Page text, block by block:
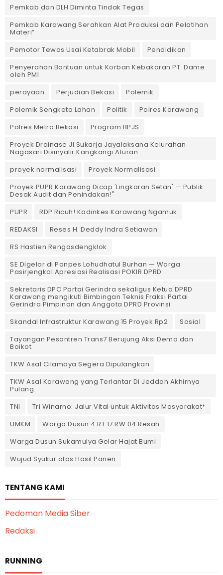
Pemkab dan DLH Diminta Tindak Tegas
Pemkab Karawang Serahkan Alat Produksi dan Pelatihan
Materi”
Pemotor Tewas Usai Ketabrak Mobil‎
Pendidikan
Penyerahan Bantuan untuk Korban Kebakaran PT. Dame
oleh PMI
perayaan
Perjudian Bekasi
Polemik
Polemik Sengketa Lahan
Politik
Polres Karawang
Polres Metro Bekasi
Program BPJS
Proyek Drainase Jl.Sukarja Jayalaksana Kelurahan
Nagasari Disinyalir Kangkangi Aturan
proyek normalisasi
Proyek Normalisasi
Proyek PUPR Karawang Dicap 'Lingkaran Setan' — Publik
Desak Audit dan Penindakan!"
PUPR
RDP Ricuh! Kadinkes Karawang Ngamuk
REDAKSI
Reses H. Deddy Indra Setiawan
RS Hastien Rengasdengklok
SE Digelar di Ponpes Lohudhatul Burhan — Warga
Pasirjengkol Apresiasi Realisasi POKIR DPRD
Sekretaris DPC Partai Gerindra sekaligus Ketua DPRD
Karawang mengikuti Bimbingan Teknis Fraksi Partai
Gerindra Pimpinan dan Anggota DPRD Provinsi
Skandal Infrastruktur Karawang 15 Proyek Rp2
Sosial
Tayangan Pesantren Trans7 Berujung Aksi Demo dan
Boikot
TKW Asal Cilamaya Segera Dipulangkan
TKW Asal Karawang yang Terlantar Di Jeddah Akhirnya
Pulang.
TNI
Tri Winarno: Jalur Vital untuk Aktivitas Masyarakat*
UMKM
Warga Dusun 4 RT 17 RW 04 Resah
Warga Dusun Sukamulya Gelar Hajat Bumi
Wujud Syukur atas Hasil Panen
TENTANG KAMI
Pedoman Media Siber
Redaksi
RUNNING